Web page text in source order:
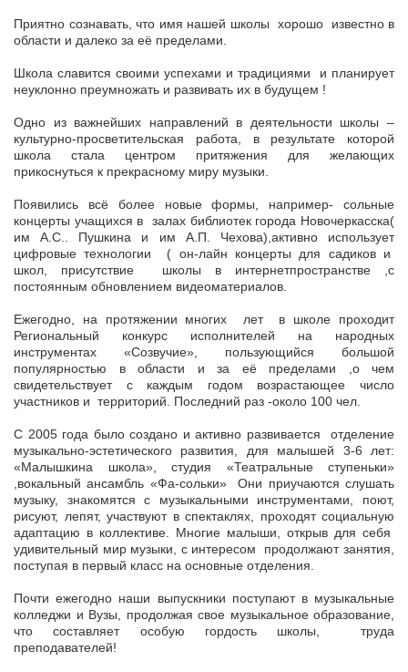
Приятно сознавать, что имя нашей школы хорошо известно в
области и далеко за её пределами.
Школа славится своими успехами и традициями и планирует
неуклонно преумножать и развивать их в будущем !
Одно из важнейших направлений в деятельности школы –
культурно-просветительская работа, в результате которой
школа стала центром притяжения для желающих
прикоснуться к прекрасному миру музыки.
Появились всё более новые формы, например- сольные
концерты учащихся в залах библиотек города Новочеркасска(
им А.С.. Пушкина и им А.П. Чехова),активно использует
цифровые технологии ( он-лайн концерты для садиков и
школ, присутствие школы в интернетпространстве ,с
постоянным обновлением видеоматериалов.
Ежегодно, на протяжении многих лет в школе проходит
Региональный конкурс исполнителей на народных
инструментах «Созвучие», пользующийся большой
популярностью в области и за её пределами ,о чем
свидетельствует с каждым годом возрастающее число
участников и территорий. Последний раз -около 100 чел.
С 2005 года было создано и активно развивается отделение
музыкально-эстетического развития, для малышей 3-6 лет:
«Малышкина школа», студия «Театральные ступеньки»
,вокальный ансамбль «Фа-сольки» Они приучаются слушать
музыку, знакомятся с музыкальными инструментами, поют,
рисуют, лепят, участвуют в спектаклях, проходят социальную
адаптацию в коллективе. Многие малыши, открыв для себя
удивительный мир музыки, с интересом продолжают занятия,
поступая в первый класс на основные отделения.
Почти ежегодно наши выпускники поступают в музыкальные
колледжи и Вузы, продолжая свое музыкальное образование,
что составляет особую гордость школы, труда
преподавателей!